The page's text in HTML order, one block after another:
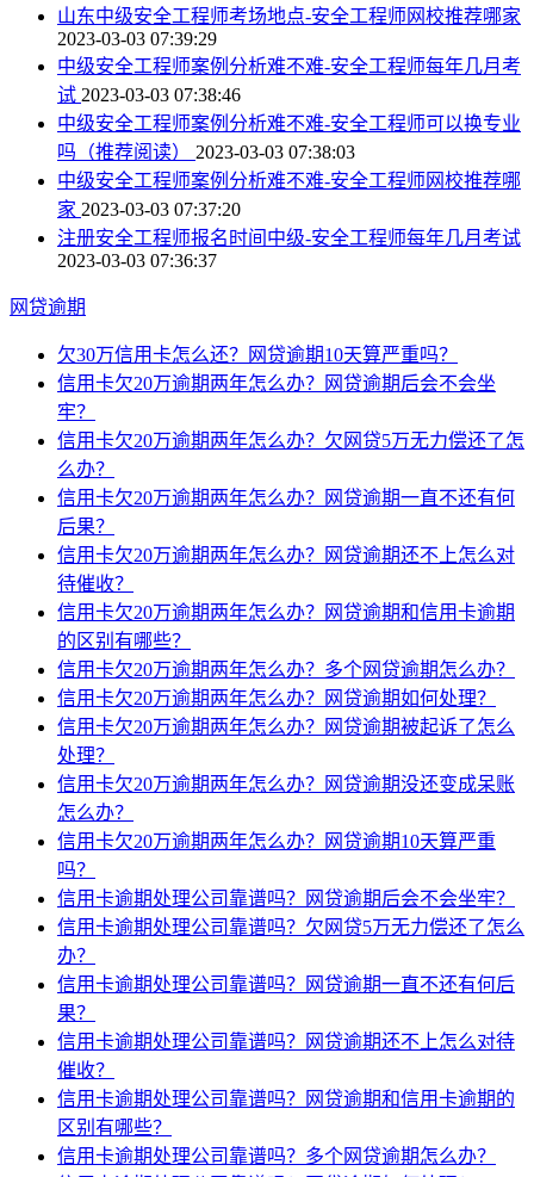
山东中级安全工程师考场地点-安全工程师网校推荐哪家
2023-03-03 07:39:29
中级安全工程师案例分析难不难-安全工程师每年几月考
试 2023-03-03 07:38:46
中级安全工程师案例分析难不难-安全工程师可以换专业
吗（推荐阅读） 2023-03-03 07:38:03
中级安全工程师案例分析难不难-安全工程师网校推荐哪
家 2023-03-03 07:37:20
注册安全工程师报名时间中级-安全工程师每年几月考试
2023-03-03 07:36:37
网贷逾期
欠30万信用卡怎么还？网贷逾期10天算严重吗？
信用卡欠20万逾期两年怎么办？网贷逾期后会不会坐
牢？
信用卡欠20万逾期两年怎么办？欠网贷5万无力偿还了怎
么办？
信用卡欠20万逾期两年怎么办？网贷逾期一直不还有何
后果？
信用卡欠20万逾期两年怎么办？网贷逾期还不上怎么对
待催收？
信用卡欠20万逾期两年怎么办？网贷逾期和信用卡逾期
的区别有哪些？
信用卡欠20万逾期两年怎么办？多个网贷逾期怎么办？
信用卡欠20万逾期两年怎么办？网贷逾期如何处理？
信用卡欠20万逾期两年怎么办？网贷逾期被起诉了怎么
处理？
信用卡欠20万逾期两年怎么办？网贷逾期没还变成呆账
怎么办？
信用卡欠20万逾期两年怎么办？网贷逾期10天算严重
吗？
信用卡逾期处理公司靠谱吗？网贷逾期后会不会坐牢？
信用卡逾期处理公司靠谱吗？欠网贷5万无力偿还了怎么
办？
信用卡逾期处理公司靠谱吗？网贷逾期一直不还有何后
果？
信用卡逾期处理公司靠谱吗？网贷逾期还不上怎么对待
催收？
信用卡逾期处理公司靠谱吗？网贷逾期和信用卡逾期的
区别有哪些？
信用卡逾期处理公司靠谱吗？多个网贷逾期怎么办？